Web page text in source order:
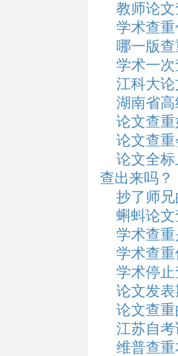
教师论
学术查
哪一版
学术一
江科大
湖南省
论文查
论文查
论文全
查出来吗？
抄了师
蝌蚪论
学术查
学术查
学术停
论文发
论文查
江苏自
维普查